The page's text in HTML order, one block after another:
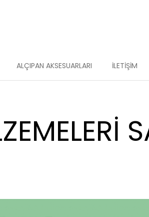
ALÇIPAN AKSESUARLARI İLETIŞIM